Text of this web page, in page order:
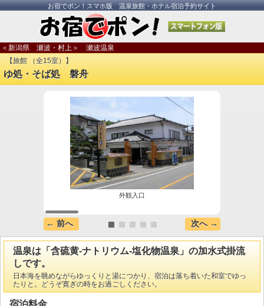
お宿でポン！スマホ版 温泉旅館・ホテル宿泊予約サイト
＜新潟県 瀬波・村上＞ 瀬波温泉
【旅館 （全15室）】
ゆ処・そば処 磐舟
外観入口
← 前へ 次へ →
温泉は「含硫黄-ナトリウム-塩化物温泉」の加水式掛流
しです。
日本海を眺めながらゆっくりと湯につかり、宿泊は落ち着いた和室でゆっ
たりと。どうぞ寛ぎの時をお過ごしください。